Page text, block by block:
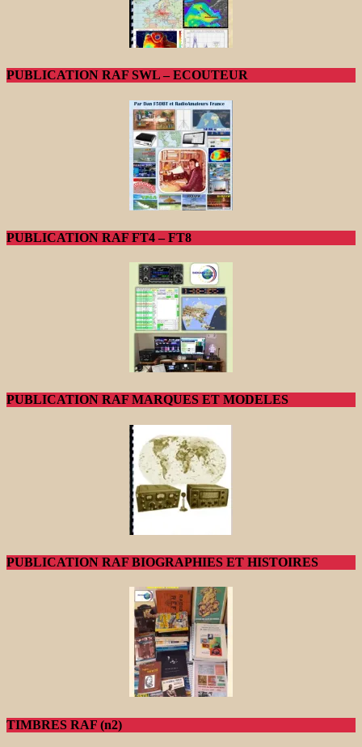
PUBLICATION RAF SWL – ECOUTEUR
PUBLICATION RAF FT4 – FT8
PUBLICATION RAF MARQUES ET MODELES
PUBLICATION RAF BIOGRAPHIES ET HISTOIRES
TIMBRES RAF (n2)